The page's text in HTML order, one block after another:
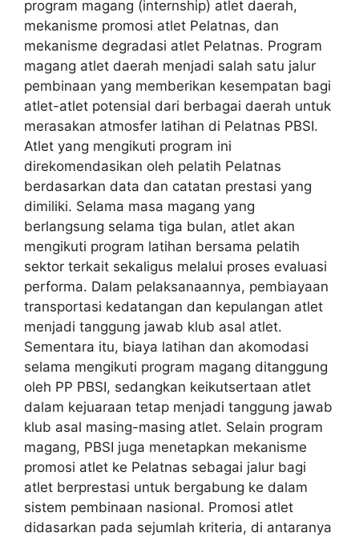
program magang (internship) atlet daerah,
mekanisme promosi atlet Pelatnas, dan
mekanisme degradasi atlet Pelatnas. Program
magang atlet daerah menjadi salah satu jalur
pembinaan yang memberikan kesempatan bagi
atlet-atlet potensial dari berbagai daerah untuk
merasakan atmosfer latihan di Pelatnas PBSI.
Atlet yang mengikuti program ini
direkomendasikan oleh pelatih Pelatnas
berdasarkan data dan catatan prestasi yang
dimiliki. Selama masa magang yang
berlangsung selama tiga bulan, atlet akan
mengikuti program latihan bersama pelatih
sektor terkait sekaligus melalui proses evaluasi
performa. Dalam pelaksanaannya, pembiayaan
transportasi kedatangan dan kepulangan atlet
menjadi tanggung jawab klub asal atlet.
Sementara itu, biaya latihan dan akomodasi
selama mengikuti program magang ditanggung
oleh PP PBSI, sedangkan keikutsertaan atlet
dalam kejuaraan tetap menjadi tanggung jawab
klub asal masing-masing atlet. Selain program
magang, PBSI juga menetapkan mekanisme
promosi atlet ke Pelatnas sebagai jalur bagi
atlet berprestasi untuk bergabung ke dalam
sistem pembinaan nasional. Promosi atlet
didasarkan pada sejumlah kriteria, di antaranya